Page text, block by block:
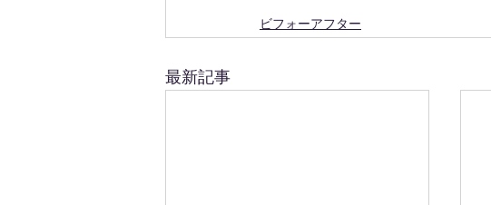
ビフォーアフター
最新記事